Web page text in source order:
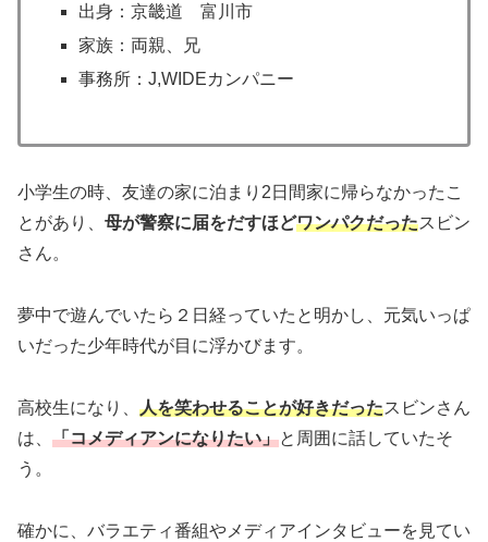
出身：京畿道 富川市
家族：両親、兄
事務所：J,WIDEカンパニー
小学生の時、友達の家に泊まり2日間家に帰らなかったこ
とがあり、 母が警察に届をだすほどワンパクだったスビン
さん。
夢中で遊んでいたら２日経っていたと明かし、元気いっぱ
いだった少年時代が目に浮かびます。
高校生になり、 人を笑わせることが好きだったスビンさん
は、 「コメディアンになりたい」と周囲に話していたそ
う。
確かに、バラエティ番組やメディアインタビューを見てい